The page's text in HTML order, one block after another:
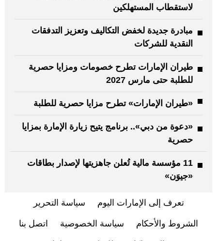
لاستقطاب المستهلكين
مبادرة جديدة لخفض التكاليف وتعزيز التدفقات
النقدية للشركات
طيران الإمارات تطرح خصومات ومزايا حصرية
للطلبة حتى مارس 2027
«طيران الإمارات» تطرح مزايا حصرية للطلبة
«دعوة من دبي».. برنامج يتيح زيارة الإمارة بمزايا
حصرية
11 مؤسسة مالية تُعلن جاهزيتها لإصدار بطاقات
«جيوَن»
تعرف إلى الإمارات اليوم سياسة التحرير
الشروط والأحكام سياسة الخصوصية اتصل بنا